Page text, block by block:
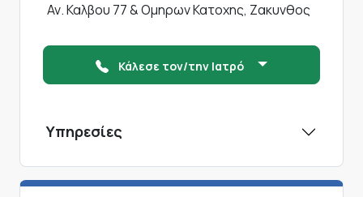
Αν. Καλβου 77 & Ομηρων Κατοχης, Ζακυνθος
Κάλεσε τον/την Ιατρό
Υπηρεσίες